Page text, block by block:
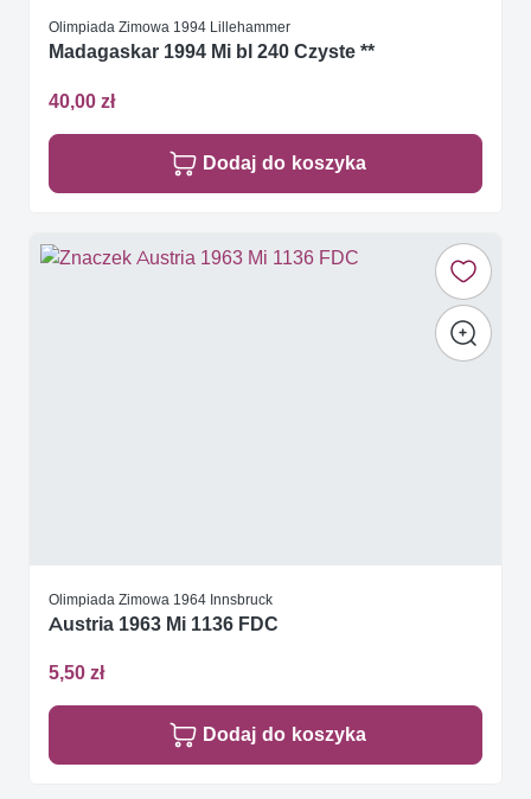
Olimpiada Zimowa 1994 Lillehammer
Madagaskar 1994 Mi bl 240 Czyste **
40,00 zł
Dodaj do koszyka
Olimpiada Zimowa 1964 Innsbruck
Austria 1963 Mi 1136 FDC
5,50 zł
Dodaj do koszyka